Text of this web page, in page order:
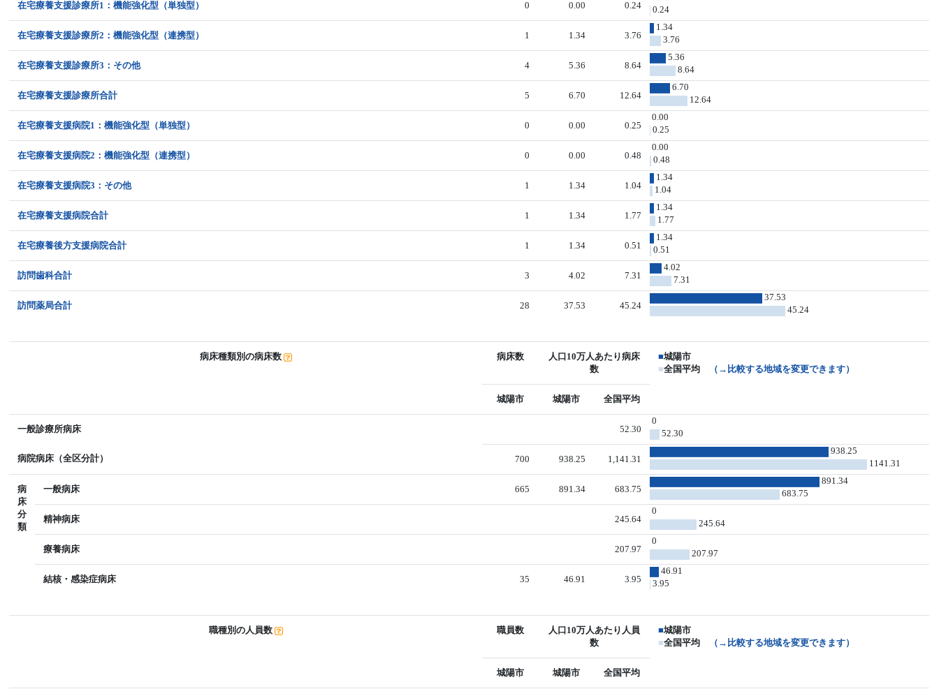
在宅療養支援診療所1：機能強化型（単独型） 0 0.00 0.24
0.24
在宅療養支援診療所2：機能強化型（連携型） 1 1.34 3.76
1.34
3.76
在宅療養支援診療所3：その他 4 5.36 8.64
5.36
8.64
在宅療養支援診療所合計 5 6.70 12.64
6.70
12.64
在宅療養支援病院1：機能強化型（単独型） 0 0.00 0.25
0.00
0.25
在宅療養支援病院2：機能強化型（連携型） 0 0.00 0.48
0.00
0.48
在宅療養支援病院3：その他 1 1.34 1.04
1.34
1.04
在宅療養支援病院合計 1 1.34 1.77
1.34
1.77
在宅療養後方支援病院合計 1 1.34 0.51
1.34
0.51
訪問歯科合計 3 4.02 7.31
4.02
7.31
訪問薬局合計 28 37.53 45.24
37.53
45.24
病床種類別の病床数 病床数
人口10万人あたり病床
数
■城陽市
■全国平均 （→比較する地域を変更できます）
城陽市 城陽市 全国平均
一般診療所病床 52.30
0
52.30
病院病床（全区分計） 700 938.25 1,141.31
938.25
1141.31
病
床
分
類
一般病床 665 891.34 683.75
891.34
683.75
精神病床 245.64
0
245.64
療養病床 207.97
0
207.97
結核・感染症病床 35 46.91 3.95
46.91
3.95
職種別の人員数 職員数
人口10万人あたり人員
数
■城陽市
■全国平均 （→比較する地域を変更できます）
城陽市 城陽市 全国平均